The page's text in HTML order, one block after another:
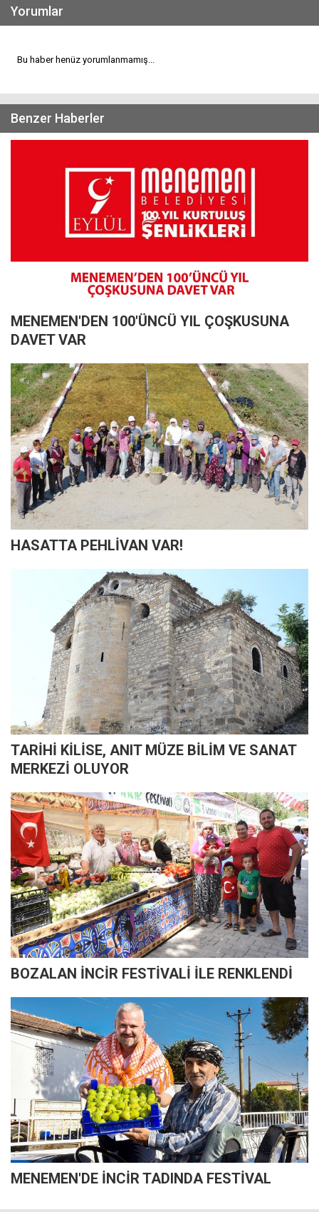
Yorumlar
Bu haber henüz yorumlanmamış...
Benzer Haberler
MENEMEN'DEN 100'ÜNCÜ YIL ÇOŞKUSUNA
DAVET VAR
HASATTA PEHLİVAN VAR!
TARİHİ KİLİSE, ANIT MÜZE BİLİM VE SANAT
MERKEZİ OLUYOR
BOZALAN İNCİR FESTİVALİ İLE RENKLENDİ
MENEMEN'DE İNCİR TADINDA FESTİVAL